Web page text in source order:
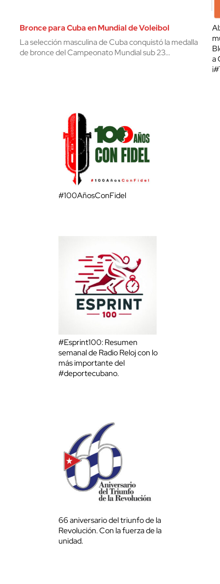
Bronce para Cuba en Mundial de Voleibol
La selección masculina de Cuba conquistó la medalla
de bronce del Campeonato Mundial sub 23…
a
#100AñosConFidel
#Esprint100: Resumen
semanal de Radio Reloj con lo
más importante del
#deportecubano.
66 aniversario del triunfo de la
Revolución. Con la fuerza de la
unidad.